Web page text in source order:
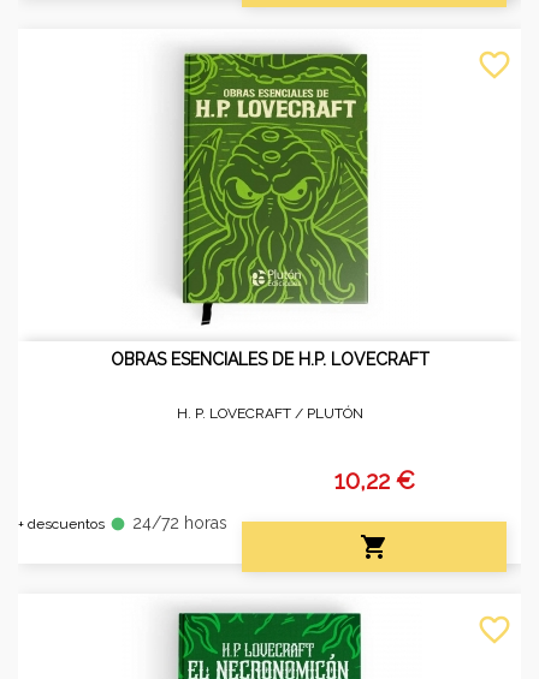
OBRAS ESENCIALES DE H.P. LOVECRAFT
H. P. LOVECRAFT / PLUTÓN
+ descuentos fiber_manual_record 24/72 horas
10,22 €

favorite_border
favorite_border